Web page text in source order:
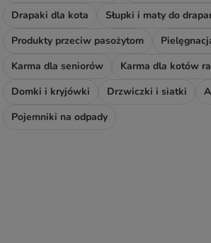
Drapaki dla kota
Słupki i maty do
Produkty przeciw pasożytom
Karma dla seniorów
Karma dla kotów
Domki i kryjówki
Drzwiczki i siatki
Pojemniki na odpady